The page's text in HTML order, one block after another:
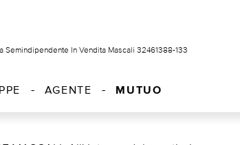
Semindipendente In Vendita Mascali 32461388-133
AGENTE MUTUO